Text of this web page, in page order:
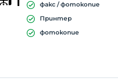
факс / фотокопие
Принтер
фотокопие